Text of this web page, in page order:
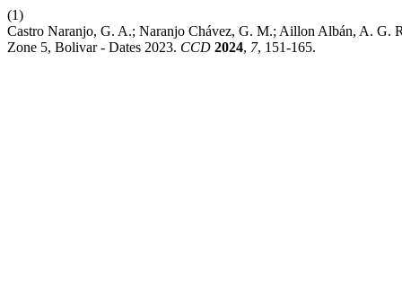
(1)
Castro Naranjo, G. A.; Naranjo Chávez, G. M.; Aillon Albán, A. G.
Zone 5, Bolivar - Dates 2023. CCD 2024, 7, 151-165.